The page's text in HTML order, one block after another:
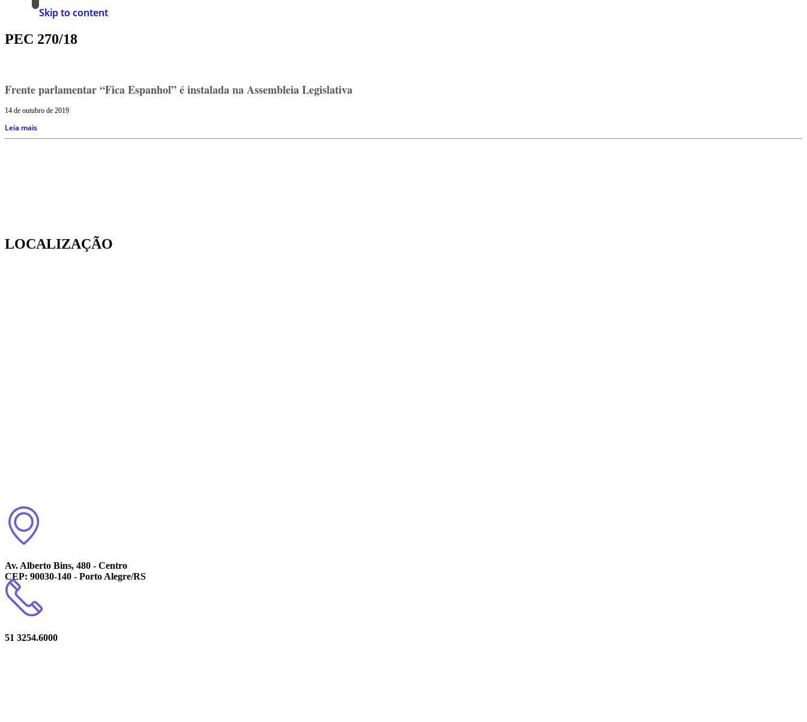
Skip to content
PEC 270/18
Frente parlamentar “Fica Espanhol” é instalada na Assembleia Legislativa
14 de outubro de 2019
Leia mais
LOCALIZAÇÃO
Av. Alberto Bins, 480 - Centro
CEP: 90030-140 - Porto Alegre/RS
51 3254.6000